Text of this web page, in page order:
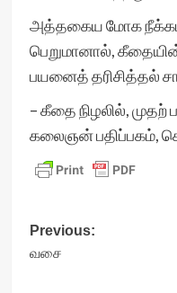
அத்தகைய மோக
பெறுமானால்,
பயனைத் தரிசித்தல்
– கீதை நிழலில், முதற்
கலைஞன் பதிப்பகம்,
Post
navigation
Previous:
வசை